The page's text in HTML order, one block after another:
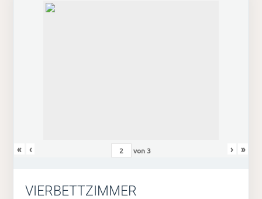
« ‹ von3 › »
VIERBETTZIMMER